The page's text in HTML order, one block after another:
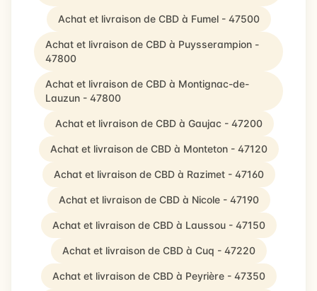
Achat et livraison de CBD à Fumel - 47500
Achat et livraison de CBD à Puysserampion -
47800
Achat et livraison de CBD à Montignac-de-
Lauzun - 47800
Achat et livraison de CBD à Gaujac - 47200
Achat et livraison de CBD à Monteton - 47120
Achat et livraison de CBD à Razimet - 47160
Achat et livraison de CBD à Nicole - 47190
Achat et livraison de CBD à Laussou - 47150
Achat et livraison de CBD à Cuq - 47220
Achat et livraison de CBD à Peyrière - 47350